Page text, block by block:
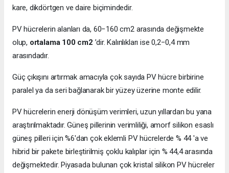
kare, dikdörtgen ve daire biçimindedir.
PV hücrelerin alanları da, 60−160 cm2 arasında değişmekte
olup, ortalama 100 cm2 ’dir. Kalınlıkları ise 0,2−0,4 mm
arasındadır.
Güç çıkışını artırmak amacıyla çok sayıda PV hücre birbirine
paralel ya da seri bağlanarak bir yüzey üzerine monte edilir.
PV hücrelerin enerji dönüşüm verimleri, uzun yıllardan bu yana
araştırılmaktadır. Güneş pillerinin verimliliği, amorf silikon esaslı
güneş pilleri için %6'dan çok eklemli PV hücrelerde % 44 'a ve
hibrid bir pakete birleştirilmiş çoklu kalıplar için % 44,4 arasında
değişmektedir. Piyasada bulunan çok kristal silikon PV hücreler